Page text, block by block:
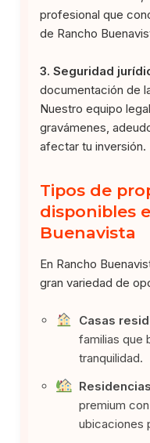
profesional que
de Rancho
3. Seguridad
documentación de
Nuestro equipo
gravámenes,
afectar tu inversión.
Tipos de
disponibles
Buenavista
En Rancho
gran variedad de
Casas
familias que
tranquilidad.
premium
ubicaciones